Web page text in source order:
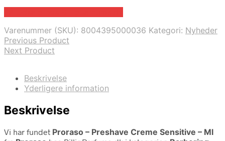
Varenummer (SKU): 8004395000036 Kategori: Nyheder
Previous Product
Next Product
Beskrivelse
Yderligere information
Beskrivelse
Vi har fundet Proraso – Preshave Creme Sensitive – Ml